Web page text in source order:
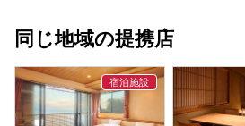
が安定せず、ぬるいお湯しか出ない場
印象です。 料理長からのサービスと
りましたが、他の方の口コミを見る
り最初からコースに含まれているも
同じ地域の提携店